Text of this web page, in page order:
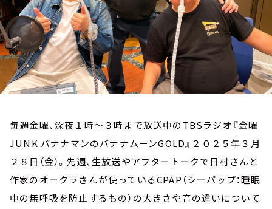
毎週金曜、深夜１時～３時まで放送中のTBSラジオ『金曜
JUNK バナナマンのバナナムーンGOLD』２０２５年３月
２８日（金）。先週、生放送やアフタートークで日村さんと
作家のオークラさんが使っているCPAP（シーパップ：睡眠
中の無呼吸を防止するもの）の大きさや音の違いについて